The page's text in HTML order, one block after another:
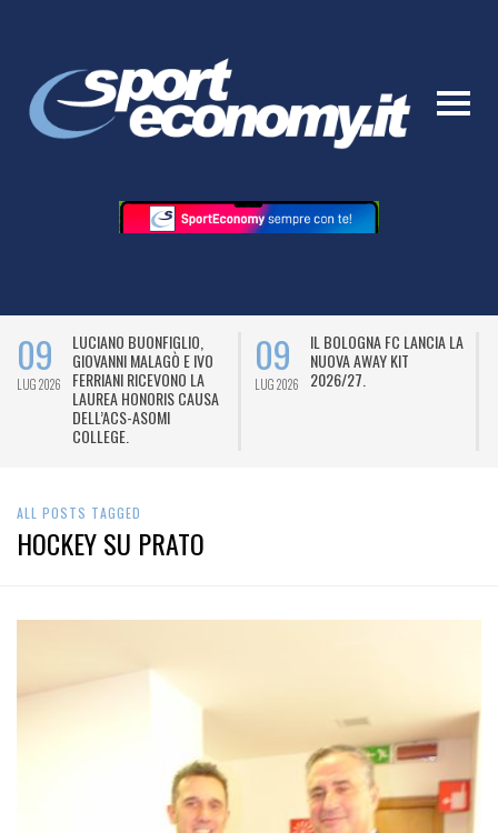
09
LUG 2026
LUCIANO BUONFIGLIO,
GIOVANNI MALAGÒ E IVO
FERRIANI RICEVONO LA
LAUREA HONORIS CAUSA
DELL’ACS-ASOMI
COLLEGE.
09
LUG 2026
IL BOLOGNA FC LANCIA LA
NUOVA AWAY KIT
2026/27.
ALL POSTS TAGGED
HOCKEY SU PRATO